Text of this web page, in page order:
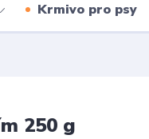
Krmivo pro psy
250 g